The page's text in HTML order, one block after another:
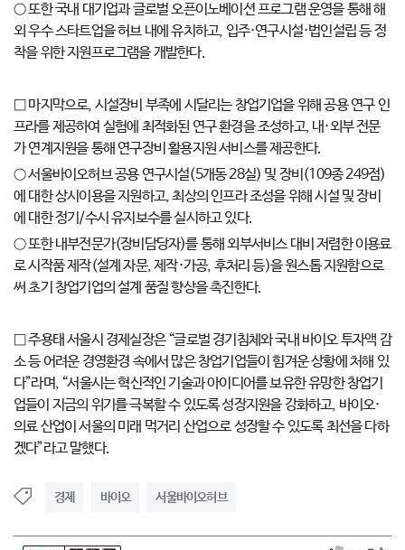
○ 또한 국내 대기업과 글로벌 오픈이노베이션 프로그램 운영을 통해 해
외 우수 스타트업을 허브 내에 유치하고, 입주·연구시설·법인설립 등 정
착을 위한 지원프로그램을 개발한다.
□ 마지막으로, 시설장비 부족에 시달리는 창업기업을 위해 공용 연구 인
프라를 제공하여 실험에 최적화된 연구 환경을 조성하고, 내·외부 전문
가 연계지원을 통해 연구장비 활용지원 서비스를 제공한다.
○ 서울바이오허브 공용 연구시설(5개동 28실) 및 장비(109종 249점)
에 대한 상시이용을 지원하고, 최상의 인프라 조성을 위해 시설 및 장비
에 대한 정기/수시 유지보수를 실시하고 있다.
○ 또한 내부전문가(장비담당자)를 통해 외부서비스 대비 저렴한 이용료
로 시작품 제작(설계 자문, 제작·가공, 후처리 등)을 원스톱 지원함으로
써 초기 창업기업의 설계 품질 향상을 촉진한다.
□ 주용태 서울시 경제실장은 “글로벌 경기침체와 국내 바이오 투자액 감
소 등 어려운 경영환경 속에서 많은 창업기업들이 힘겨운 상황에 처해 있
다”라며, “서울시는 혁신적인 기술과 아이디어를 보유한 유망한 창업기
업들이 지금의 위기를 극복할 수 있도록 성장지원을 강화하고, 바이오·
의료 산업이 서울의 미래 먹거리 산업으로 성장할 수 있도록 최선을 다하
겠다”라고 말했다.
경제 바이오 서울바이오허브